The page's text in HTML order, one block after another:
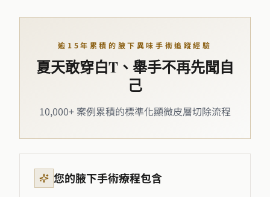
逾15年累積的腋下異味手術追蹤經驗
夏天敢穿白T、舉手不再先聞自
己
10,000+ 案例累積的標準化顯微皮層切除流程
您的腋下手術療程包含